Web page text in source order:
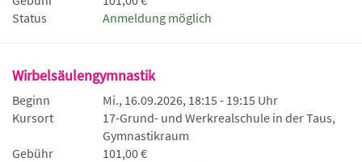
Status
Anmeldung möglich
Wirbelsäulengymnastik
Beginn
Mi., 16.09.2026, 18:15 - 19:15 Uhr
Kursort
17-Grund- und Werkrealschule in der Taus,
Gymnastikraum
Gebühr
101,00 €